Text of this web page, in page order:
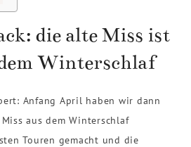
die alte Miss ist
Winterschlaf
Anfang April haben wir dann
aus dem Winterschlaf
Touren gemacht und die